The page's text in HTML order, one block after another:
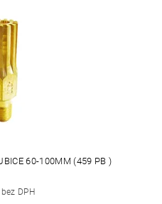
60-100MM (459 PB )
DPH